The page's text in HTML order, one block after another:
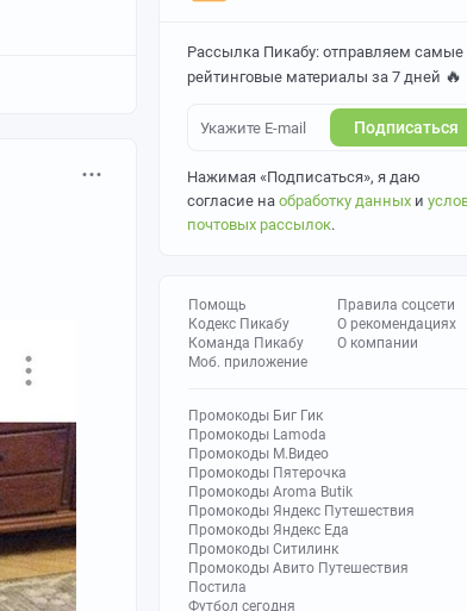
Рассылка Пикабу: отправляем самые
рейтинговые материалы за 7 дней 🔥
Подписаться
Нажимая «Подписаться», я даю
согласие на обработку данных и
почтовых рассылок.
Помощь
Кодекс Пикабу
Команда Пикабу
Моб. приложение
Правила соцсети
О рекомендациях
О компании
Промокоды Биг Гик
Промокоды Lamoda
Промокоды М.Видео
Промокоды Пятерочка
Промокоды Aroma Butik
Промокоды Яндекс Путешествия
Промокоды Яндекс Еда
Промокоды Ситилинк
Промокоды Авито Путешествия
Постила
Футбол сегодня